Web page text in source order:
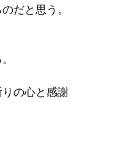
だと思う。
の心と感謝